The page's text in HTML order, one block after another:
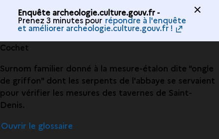
Enquête archeologie.culture.gouv.fr -
Prenez 3 minutes pour répondre à l'enquête
et améliorer archeologie.culture.gouv.fr !
Cochet
Surnom familier donné à la mesure-étalon dite "ongle
de griffon" dont les serpents de l'abbaye se servaient
pour vérifier les mesures des tavernes de Saint-
Denis.
Ouvrir le glossaire